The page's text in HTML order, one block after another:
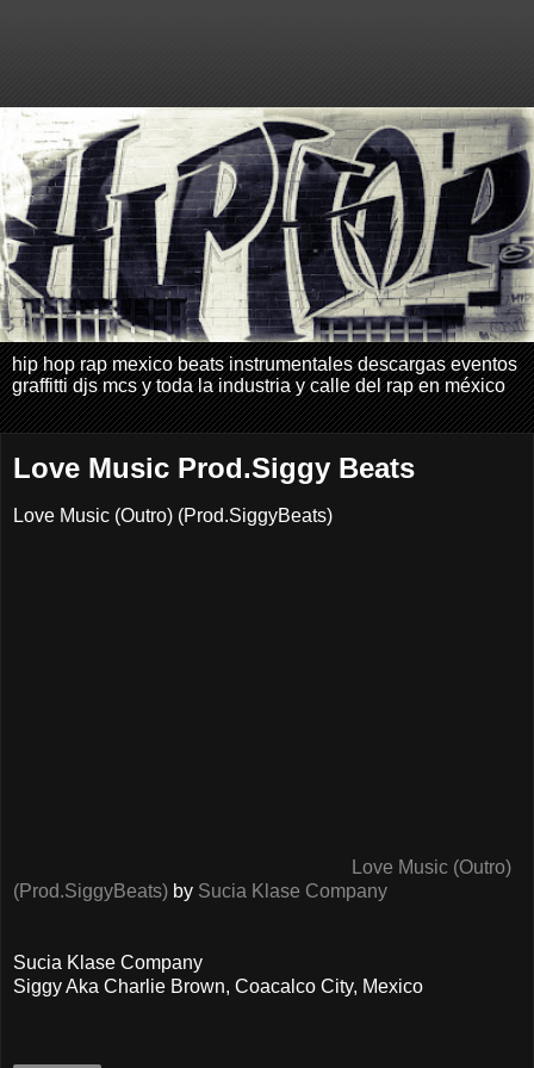
hip hop rap mexico beats instrumentales descargas eventos
graffitti djs mcs y toda la industria y calle del rap en méxico
Love Music Prod.Siggy Beats
Love Music (Outro) (Prod.SiggyBeats)
Love Music (Outro)
(Prod.SiggyBeats) by Sucia Klase Company
Sucia Klase Company
Siggy Aka Charlie Brown, Coacalco City, Mexico